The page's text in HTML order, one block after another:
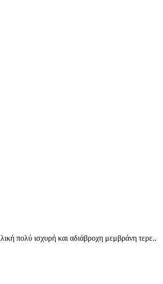
πολύ ισχυρή και αδιάβροχη μεμβράνη τερε..